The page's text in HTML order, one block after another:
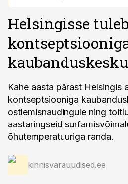
Helsingisse
Kahe aasta pärast Helsingis
kontseptsiooniga
ostlemisnaudingule ning
aastaringseid
õhutemperatuuriga randa.
kinnisvarauudised.ee